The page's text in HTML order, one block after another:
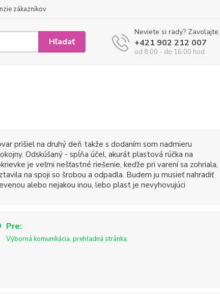
zákazníkov
Hľadať
Neviete si rady? Zavolajte.
+421 902 212 007
od 8:00 - do 16:00 hod
prišiel na druhý deň takže s dodaním som nadmieru
Odskúšaný - spĺňa účel, akurát plastová rúčka na
je veľmi nešťastné riešenie, keďže pri varení sa zohriala,
na spoji so šrobou a odpadla. Budem ju musieť nahradiť
alebo nejakou inou, lebo plast je nevyhovujúci
Pre:
Výborná komunikácia, prehľadná stránka.